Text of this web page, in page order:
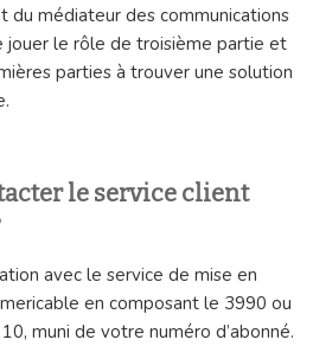
du médiateur des communications
jouer le rôle de troisième partie et
parties à trouver une solution
le service client
avec le service de mise en
en composant le 3990 ou
muni de votre numéro d’abonné.